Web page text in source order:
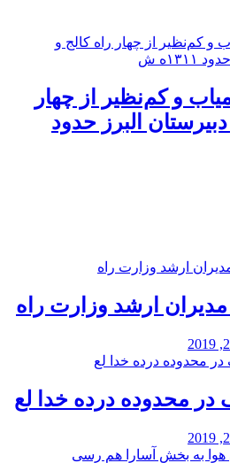
و کم‌نظیر از چهار
البرز حدود
مدیران ارشد وزارت راه
در محدوده درده خدا لع